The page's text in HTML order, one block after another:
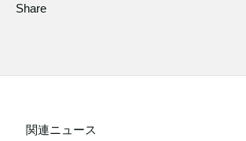
Share
関連ニュース